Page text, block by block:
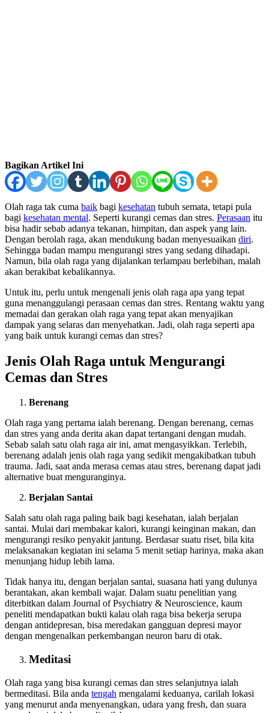
Bagikan Artikel Ini
Olah raga tak cuma baik bagi kesehatan tubuh semata, tetapi pula
bagi kesehatan mental. Seperti kurangi cemas dan stres. Perasaan itu
bisa hadir sebab adanya tekanan, himpitan, dan aspek yang lain.
Dengan berolah raga, akan mendukung badan menyesuaikan diri.
Sehingga badan mampu mengurangi stres yang sedang dihadapi.
Namun, bila olah raga yang dijalankan terlampau berlebihan, malah
akan berakibat kebalikannya.
Untuk itu, perlu untuk mengenali jenis olah raga apa yang tepat
guna menanggulangi perasaan cemas dan stres. Rentang waktu yang
memadai dan gerakan olah raga yang tepat akan menyajikan
dampak yang selaras dan menyehatkan. Jadi, olah raga seperti apa
yang baik untuk kurangi cemas dan stres?
Jenis Olah Raga untuk Mengurangi
Cemas dan Stres
Berenang
Olah raga yang pertama ialah berenang. Dengan berenang, cemas
dan stres yang anda derita akan dapat tertangani dengan mudah.
Sebab salah satu olah raga air ini, amat mengasyikkan. Terlebih,
berenang adalah jenis olah raga yang sedikit mengakibatkan tubuh
trauma. Jadi, saat anda merasa cemas atau stres, berenang dapat jadi
alternative buat menguranginya.
Berjalan Santai
Salah satu olah raga paling baik bagi kesehatan, ialah berjalan
santai. Mulai dari membakar kalori, kurangi keinginan makan, dan
mengurangi resiko penyakit jantung. Berdasar suatu riset, bila kita
melaksanakan kegiatan ini selama 5 menit setiap harinya, maka akan
menunjang hidup lebih lama.
Tidak hanya itu, dengan berjalan santai, suasana hati yang dulunya
berantakan, akan kembali wajar. Dalam suatu penelitian yang
diterbitkan dalam Journal of Psychiatry & Neuroscience, kaum
peneliti mendapatkan bukti kalau olah raga bisa bekerja serupa
dengan antidepresan, bisa meredakan gangguan depresi mayor
dengan mengenalkan perkembangan neuron baru di otak.
Meditasi
Olah raga yang bisa kurangi cemas dan stres selanjutnya ialah
bermeditasi. Bila anda tengah mengalami keduanya, carilah lokasi
yang menurut anda menyenangkan, udara yang fresh, dan suara